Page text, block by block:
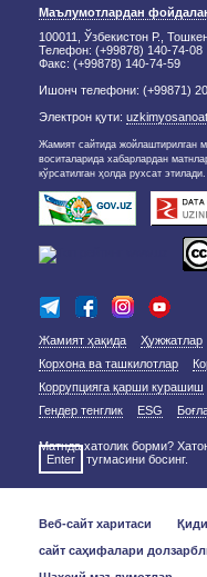
Маълумотлардан
100011, Ўзбекистон Р.,
Телефон: (+99878) 140-74-08
Факс: (+99878) 140-74-59
Ишонч телефони: (+99871)
Электрон қути:
Жамият сайтида жойлаштирилган
воситаларида хабарлардан
кўрсатилган ҳолда рухсат этилади.
Жамият ҳақида Ҳужжатлар
Корхона ва ташкилотлар
Коррупцияга қарши курашиш
Гендер тенглик
ESG
Матнда хатолик борми?
Enter
тугмасини босинг.
Веб-сайт харитаси
сайт саҳифалари